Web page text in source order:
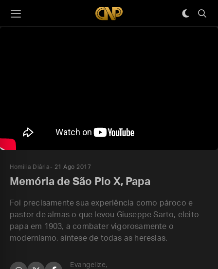
Homilia Diária 21 Ago 2017
Memória de São Pio X, Papa
Foi precisamente sua experiência como pároco e
pastor de almas o que levou Giuseppe Sarto, eleito
papa em 1903, a combater vigorosamente o
modernismo, síntese de todas as heresias.
Evangelize,